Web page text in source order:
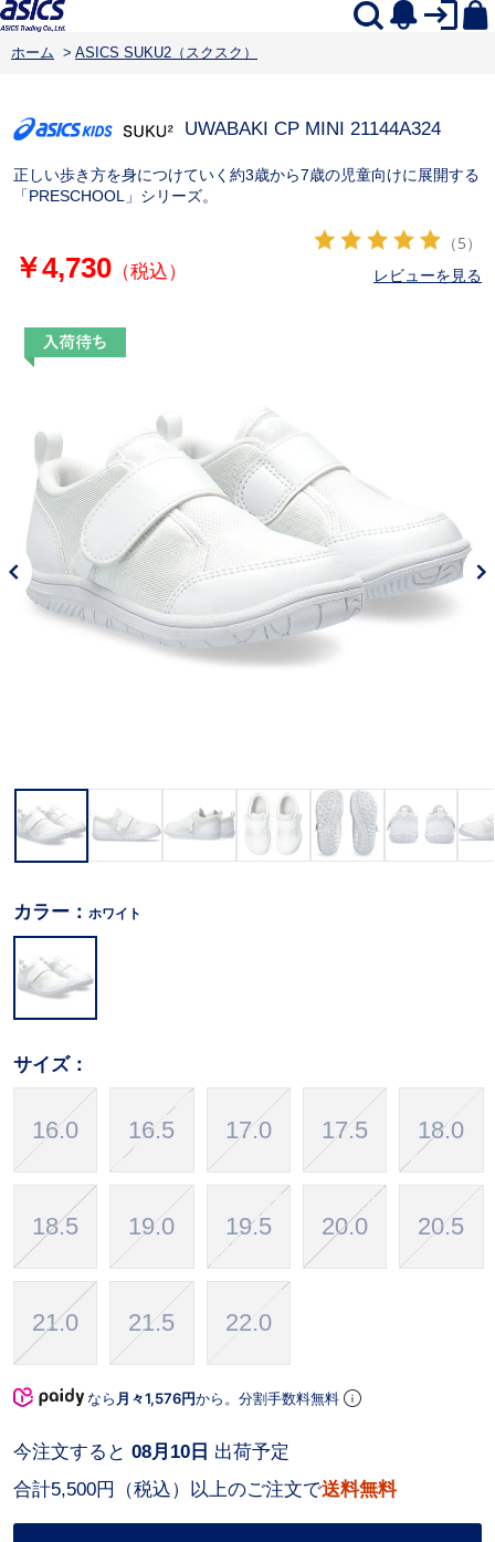
ホーム > ASICS SUKU2（スクスク）
UWABAKI CP MINI 21144A324
正しい歩き方を身につけていく約3歳から7歳の児童向けに展開する
「PRESCHOOL」シリーズ。
￥4,730（税込）
（5）
レビューを見る
カラー： ホワイト
サイズ：
16.0 16.5 17.0 17.5 18.0
18.5 19.0 19.5 20.0 20.5
21.0 21.5 22.0
なら 月々1,576円から。分割手数料無料
合計5,500円（税込）以上のご注文で送料無料
今注文すると 08月10日 出荷予定